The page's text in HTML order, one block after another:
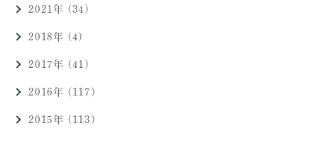
2021年 (34)
2018年 (4)
2017年 (41)
2016年 (117)
2015年 (113)